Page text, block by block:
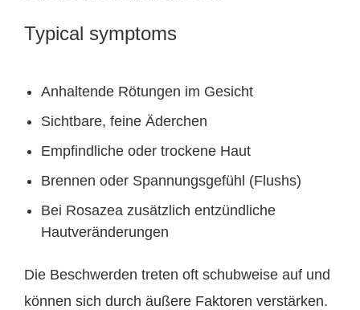
Typical symptoms
Anhaltende Rötungen im Gesicht
Sichtbare, feine Äderchen
Empfindliche oder trockene Haut
Brennen oder Spannungsgefühl (Flushs)
Bei Rosazea zusätzlich entzündliche
Hautveränderungen
Die Beschwerden treten oft schubweise auf und
können sich durch äußere Faktoren verstärken.